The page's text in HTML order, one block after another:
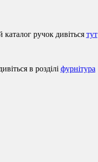
каталог ручок дивіться тут
в розділі фурнітура